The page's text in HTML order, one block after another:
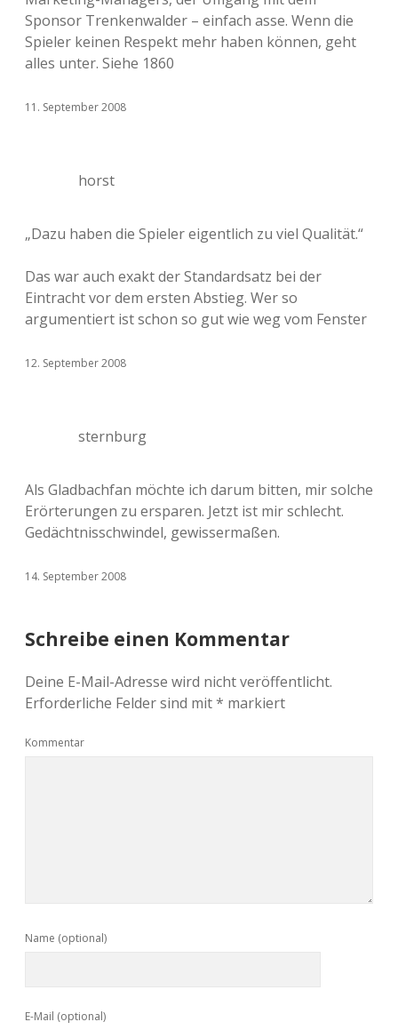
Sponsor Trenkenwalder – einfach asse. Wenn die
Spieler keinen Respekt mehr haben können, geht
alles unter. Siehe 1860
11. September 2008
horst
„Dazu haben die Spieler eigentlich zu viel Qualität.“
Das war auch exakt der Standardsatz bei der
Eintracht vor dem ersten Abstieg. Wer so
argumentiert ist schon so gut wie weg vom Fenster
12. September 2008
sternburg
Als Gladbachfan möchte ich darum bitten, mir solche
Erörterungen zu ersparen. Jetzt ist mir schlecht.
Gedächtnisschwindel, gewissermaßen.
14. September 2008
Schreibe einen Kommentar
Deine E-Mail-Adresse wird nicht veröffentlicht.
Erforderliche Felder sind mit* markiert
Kommentar
Name (optional)
E-Mail (optional)